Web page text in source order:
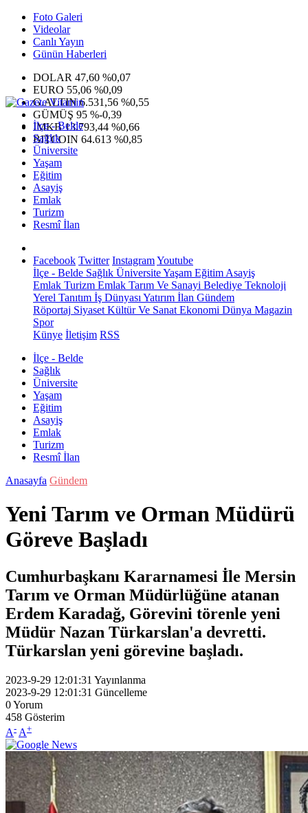
Foto Galeri
Videolar
Canlı Yayın
Günün Haberleri
DOLAR 47,60 %0,07
EURO 55,06 %0,09
G.ALTIN6.531,56 %0,55
GÜMÜŞ 95 %-0,39
IMKB13.793,44 %0,66
BITCOIN 64.613 %0,85
İlçe - Belde
Sağlık
Üniversite
Yaşam
Eğitim
Asayiş
Emlak
Turizm
Resmî İlan
Facebook Twitter InstagramYoutube
İlçe - Belde Sağlık ÜniversiteYaşam Eğitim Asayiş
Emlak Turizm Emlak Tarım Ve Sanayi Belediye Teknoloji
Yerel Tanıtım İş Dünyası Yatırım İlan Gündem
Röportaj Siyaset Kültür Ve Sanat Ekonomi Dünya Magazin
Spor
Künye İletişim RSS
İlçe - Belde
Sağlık
Üniversite
Yaşam
Eğitim
Asayiş
Emlak
Turizm
Resmî İlan
Anasayfa Gündem
Yeni Tarım ve Orman Müdürü
Göreve Başladı
Cumhurbaşkanı Kararnamesi İle Mersin
Tarım ve Orman Müdürlüğüne atanan
Erdem Karadağ, Görevini törenle yeni
Müdür Nazan Türkarslan'a devretti.
Türkarslan yeni görevine başladı.
2023-9-29 12:01:31 Yayınlanma
2023-9-29 12:01:31 Güncelleme
0Yorum
458 Gösterim
A- A+